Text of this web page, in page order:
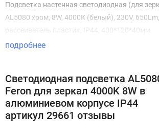
Подсветка настенная светодиодная (для
AL5080 хром, 8W, 4000К (белый), 230V,
рассеиватель пластик, IP44, 400*120*40мм,
подробнее
Светодиодная подсветка
Feron для зеркал 4000K 8W в
алюминиевом корпусе IP44
артикул 29661 отзывы